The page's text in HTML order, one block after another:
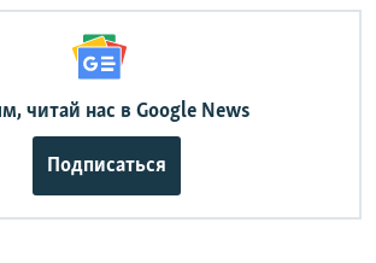
читай нас в Google News
Подписаться